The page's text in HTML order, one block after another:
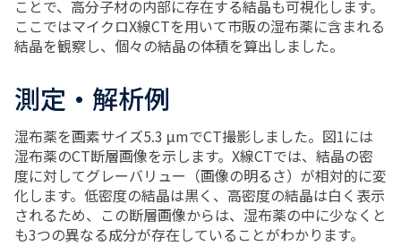
ことで、高分子材の内部に存在する結晶も可視化します。
ここではマイクロX線CTを用いて市販の湿布薬に含まれる
結晶を観察し、個々の結晶の体積を算出しました。
測定・解析例
湿布薬を画素サイズ5.3 μmでCT撮影しました。図1には
湿布薬のCT断層画像を示します。X線CTでは、結晶の密
度に対してグレーバリュー（画像の明るさ）が相対的に変
化します。低密度の結晶は黒く、高密度の結晶は白く表示
されるため、この断層画像からは、湿布薬の中に少なくと
も3つの異なる成分が存在していることがわかります。